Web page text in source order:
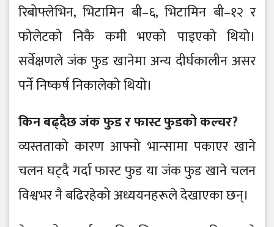
रिबोफ्लेभिन, भिटामिन बी–६, भिटामिन बी–१२ र
फोलेटको निकै कमी भएको पाइएको थियो।
सर्वेक्षणले जंक फुड खानेमा अन्य दीर्घकालीन असर
पर्ने निष्कर्ष निकालेको थियो।
किन बढ्दैछ जंक फुड र फास्ट फुडको कल्चर?
व्यस्तताको कारण आफ्नो भान्सामा पकाएर खाने
चलन घट्दै गर्दा फास्ट फुड या जंक फुड खाने चलन
विश्वभर नै बढिरहेको अध्ययनहरूले देखाएका छन्।